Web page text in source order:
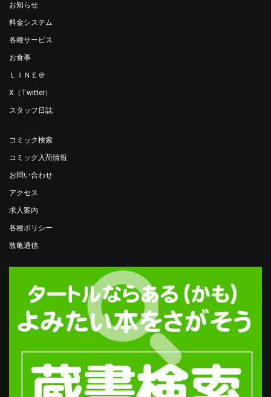
お知らせ
料金システム
各種サービス
お食事
ＬＩＮＥ＠
X（Twitter）
スタッフ日誌
コミック検索
コミック入荷情報
お問い合わせ
アクセス
求人案内
各種ポリシー
敦亀通信